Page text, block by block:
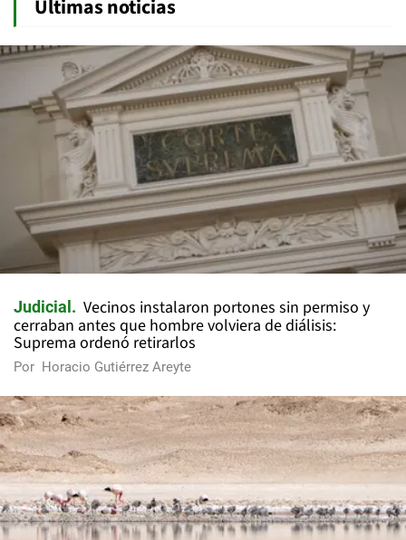
Últimas noticias
Judicial
Vecinos instalaron portones sin permiso y
cerraban antes que hombre volviera de diálisis:
Suprema ordenó retirarlos
Por Horacio Gutiérrez Areyte